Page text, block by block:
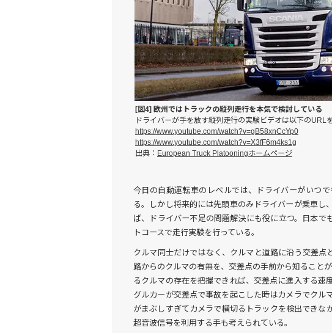
[図4] 欧州ではトラックの縦列走行を本気で検討している
ドライバーが手を放す縦列走行の実験ビデオは以下のURL
https://www.youtube.com/watch?v=gB58xnCcYp0
https://www.youtube.com/watch?v=X3fF6m4ks1g
出典： European Truck Platooningホームページ
今日の自動運転車のレベルでは、ドライバーがいつ
る。しかし将来的には先頭車のみドライバーが乗車
ば、ドライバー不足の問題解決にも役に立つ。日本
トコースで走行実験を行っている。
クルマ同士だけではなく、クルマと道路に沿う交差点
路からのクルマの有無を、交差点の手前から知ること
るクルマの存在を把握できれば、交差点に進入する速
グルカーが交差点で事故を起こした時はカメラでクル
がまぶしすぎてカメラで横切るトラックを検出できな
超音波信号を利用する手も考えられている。